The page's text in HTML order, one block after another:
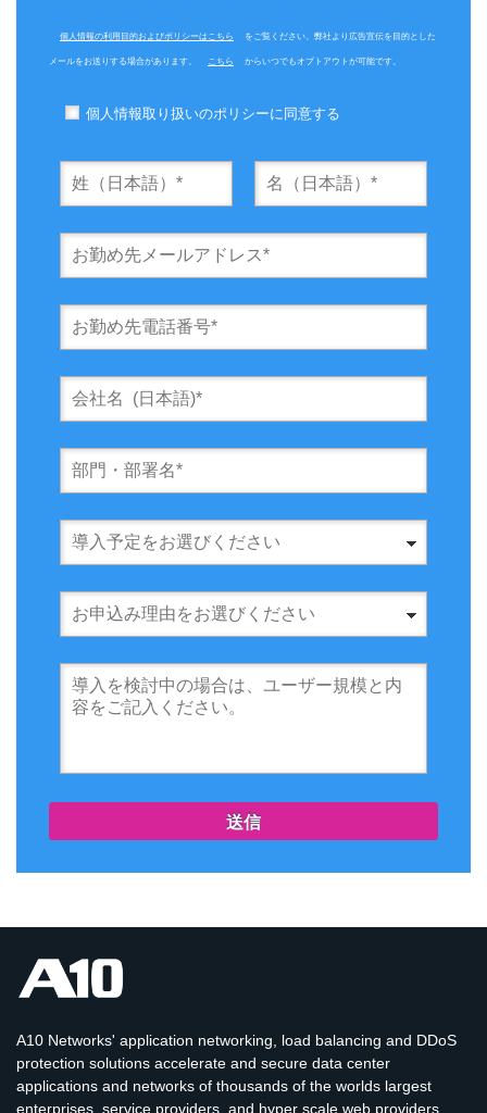
個人情報の利用目的およびポリシーはこちら をご覧ください。弊社より広告宣伝を目的とした
メールをお送りする場合があります。 こちら からいつでもオプトアウトが可能です。
個人情報取り扱いのポリシーに同意する
送信
A10 Networks' application networking, load balancing and DDoS
protection solutions accelerate and secure data center
applications and networks of thousands of the worlds largest
enterprises, service providers, and hyper scale web providers.